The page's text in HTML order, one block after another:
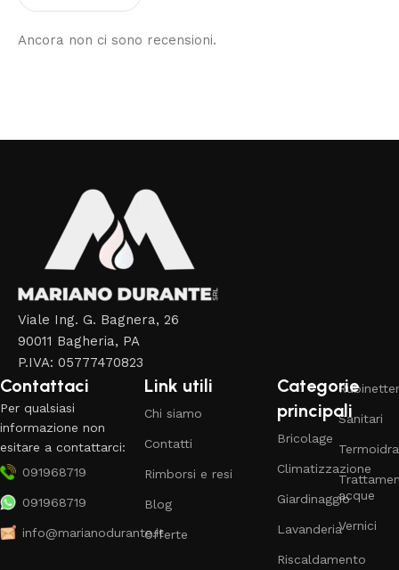
Ancora non ci sono recensioni.
Viale Ing. G. Bagnera, 26
90011 Bagheria, PA
P.IVA: 05777470823
Contattaci
Per qualsiasi
informazione non
esitare a contattarci:
091968719
091968719
info@marianodurante.it
Link utili
Chi siamo
Contatti
Rimborsi e resi
Blog
Offerte
Categorie
principali
Bricolage
Climatizzazione
Giardinaggio
Lavanderia
Riscaldamento
Sanitari
acque
Vernici